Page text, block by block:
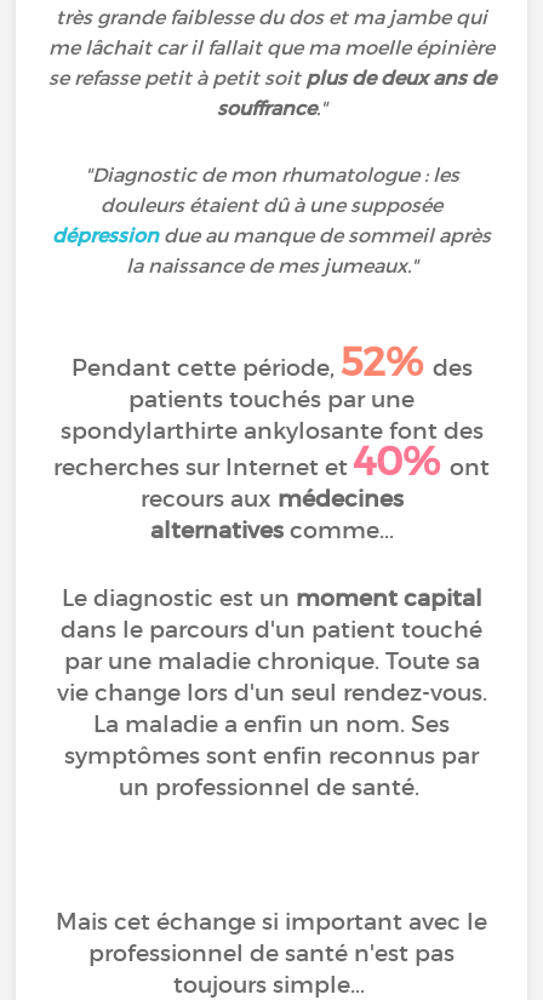
très grande faiblesse du dos et ma jambe qui
me lâchait car il fallait que ma moelle épinière
se refasse petit à petit soit plus de deux ans de
souffrance."
"Diagnostic de mon rhumatologue : les
douleurs étaient dû à une supposée
dépressiondue au manque de sommeil après
la naissance de mes jumeaux."
Pendant cette période, 52% des
patients touchés par une
spondylarthirte ankylosante font des
recherches sur Internet et 40% ont
recours aux médecines
alternatives comme...
Le diagnostic est un moment capital
dans le parcours d'un patient touché
par une maladie chronique. Toute sa
vie change lors d'un seul rendez-vous.
La maladie a enfin un nom. Ses
symptômes sont enfin reconnus par
un professionnel de santé.
Mais cet échange si important avec le
professionnel de santé n'est pas
toujours simple...